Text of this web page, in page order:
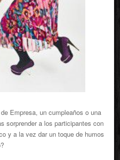
Empresa, un cumpleaños o una
sorprender a los participantes con
y a la vez dar un toque de humos